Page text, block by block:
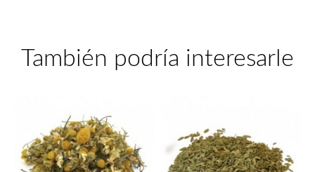
También podría interesarle